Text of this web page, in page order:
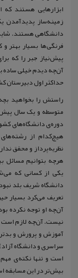
ابزارهایی هستند که
زمینه‌ساز پدیدآمدن
دانشگاهی هستند‌‌.
فرنگی‌ها بسیار بهتر
پیش‌نیاز جبر را که
آن‌چه دیدم خیلی ساده
حداکثر اول دبیرستان
راستش را بخواهید
متوسطه و یک سال
دوره‌ی دانشگاه‌های
هیچ‌کدام از
نظریه‌‌‌پرداز و محقق
هرچه بتوانیم
یکی از کسانی که
دانشگاه شریف بلد
تعریف می‌کرد بسیار
آن‌چه او توجه نکرده
نیست. آن‌چه لازم است
آموزش و پرورش و
سراسری و دانشگاه
است و تنها نکته‌‌ی
بیش‌‌تر در این مسابقه